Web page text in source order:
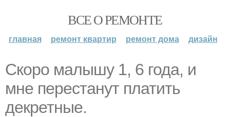
ВСЕ О РЕМОНТЕ
главная ремонт квартир ремонт дома дизайн
Скоро малышу 1, 6 года, и
мне перестанут платить
декретные.